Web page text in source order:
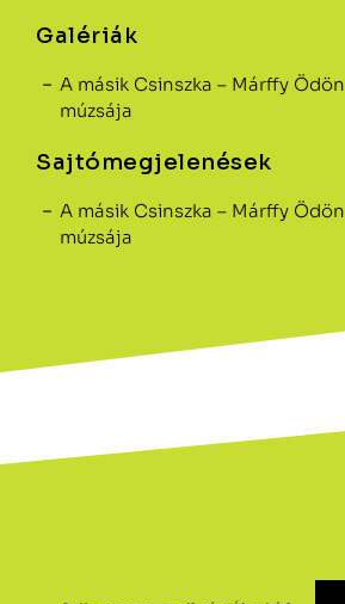
Galériák
A másik Csinszka – Márffy Ödön
múzsája
Sajtómegjelenések
A másik Csinszka – Márffy Ödön
múzsája